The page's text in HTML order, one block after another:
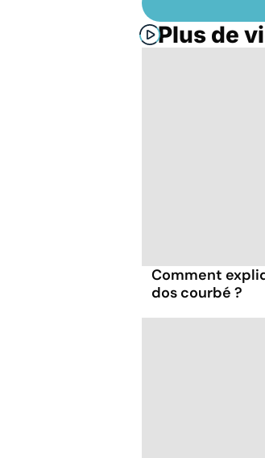
Plus de
Comment
dos courbé ?